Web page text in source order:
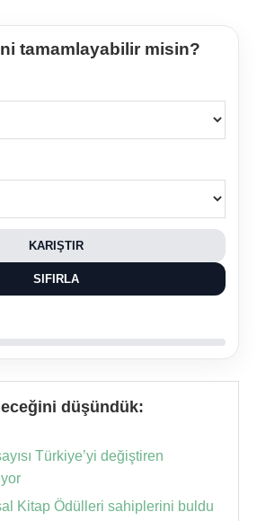
tamamlayabilir misin?
KARIŞTIR
SIFIRLA
düşündük:
Türkiye’yi değiştiren
Kitap Ödülleri sahiplerini buldu